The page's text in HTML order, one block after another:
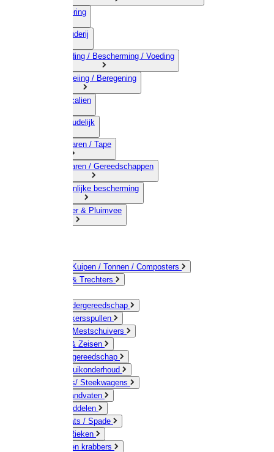
03) Afrastering
04) Veehouderij
05) Bestrijding / Bescherming / Voeding
06) Besproeiing / Beregening
07) Chemicalien
08) Huishoudelijk
09) Touwwaren / Tape
10) IJzerwaren / Gereedschappen
11) Persoonlijke bescherming
12) Kleindier & Pluimvee
Emmers / Kuipen / Tonnen / Composters
Jerrycans & Trechters
Hand-/ Kindergereedschap
Stratenmakersspullen
Sneeuw- / Mestschuivers
Baggeren & Zeisen
Elektrisch gereedschap
Boom / Struikonderhoud
Kruiwagens/ Steekwagens
Stelen / Handvaten
Tuinhulpmiddelen
Schop / Bats / Spade
Vorken & Rieken
Cultivator en krabbers